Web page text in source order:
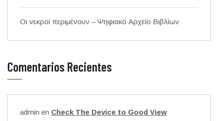
Οι νεκροί περιμένουν – Ψηφιακό Αρχείο Βιβλίων
Comentarios Recientes
admin en Check The Device to Good View